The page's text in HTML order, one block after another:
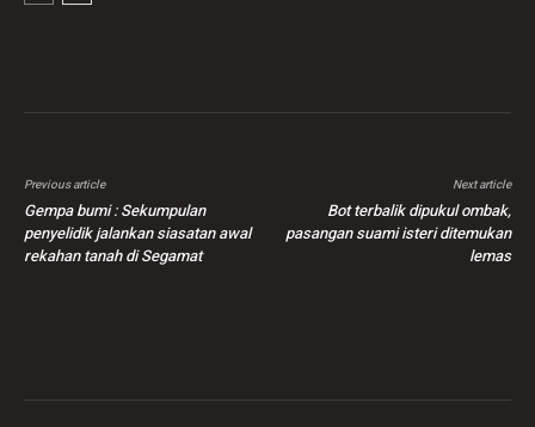
Previous article
Gempa bumi : Sekumpulan
penyelidik jalankan siasatan awal
rekahan tanah di Segamat
Next article
Bot terbalik dipukul ombak,
pasangan suami isteri ditemukan
lemas